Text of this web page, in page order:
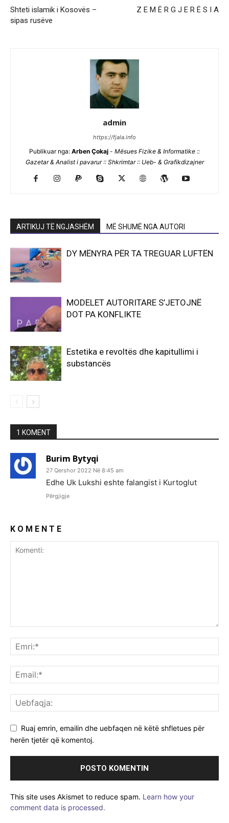
Shteti islamik i Kosovës –
sipas rusëve
Z E M Ë R G J E R Ë S I A
admin
https://fjala.info
Publikuar nga: Arben Çokaj - Mësues Fizike & Informatike ::
Gazetar & Analist i pavarur :: Shkrimtar :: Ueb- & Grafikdizajner
ARTIKUJ TË NGJASHËM MË SHUMË NGA AUTORI
DY MËNYRA PËR TA TREGUAR LUFTËN
MODELET AUTORITARE S’JETOJNË
DOT PA KONFLIKTE
Estetika e revoltës dhe kapitullimi i
substancës
1 KOMENT
Burim Bytyqi
27 Qershor 2022 Në 8:45 am
Edhe Uk Lukshi eshte falangist i Kurtoglut
Përgjigje
K O M E N T E
Ruaj emrin, emailin dhe uebfaqen në këtë shfletues për
herën tjetër që komentoj.
This site uses Akismet to reduce spam. Learn how your
comment data is processed.